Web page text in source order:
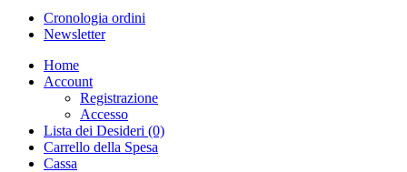
Cronologia ordini
Newsletter
Home
Account
Registrazione
Accesso
Lista dei Desideri (0)
Carrello della Spesa
Cassa